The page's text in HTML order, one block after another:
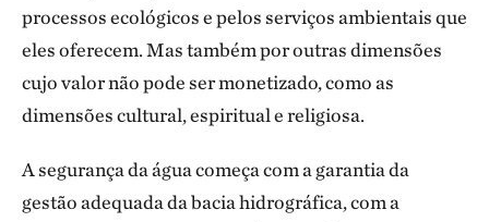
processos ecológicos e pelos serviços ambientais que
eles oferecem. Mas também por outras dimensões
cujo valor não pode ser monetizado, como as
dimensões cultural, espiritual e religiosa.
A segurança da água começa com a garantia da
gestão adequada da bacia hidrográfica, com a